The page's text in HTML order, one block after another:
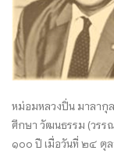
หม่อมหลวงปิ่น มาลากุ
ศึกษา วัฒนธรรม (วรร
๑๐๐ ปี เมื่อวันที่ ๒๔ ตุ